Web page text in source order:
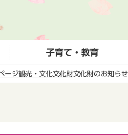
子育て・教育
ージ観光・文化文化財文化財のお知らせ